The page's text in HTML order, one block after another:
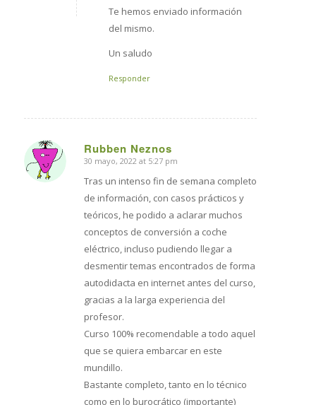
Te hemos enviado información
del mismo.
Un saludo
Responder
Rubben Neznos
says:
30 mayo, 2022 at 5:27 pm
Tras un intenso fin de semana completo
de información, con casos prácticos y
teóricos, he podido a aclarar muchos
conceptos de conversión a coche
eléctrico, incluso pudiendo llegar a
desmentir temas encontrados de forma
autodidacta en internet antes del curso,
gracias a la larga experiencia del
profesor.
Curso 100% recomendable a todo aquel
que se quiera embarcar en este
mundillo.
Bastante completo, tanto en lo técnico
como en lo burocrático (importante)